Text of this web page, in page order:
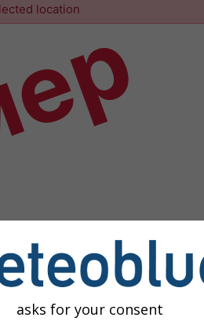
location
asks for your consent